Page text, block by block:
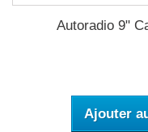
Autoradio 9"
Ajouter